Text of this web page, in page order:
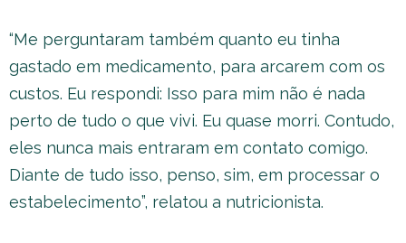
“Me perguntaram também quanto eu tinha
gastado em medicamento, para arcarem com os
custos. Eu respondi: Isso para mim não é nada
perto de tudo o que vivi. Eu quase morri. Contudo,
eles nunca mais entraram em contato comigo.
Diante de tudo isso, penso, sim, em processar o
estabelecimento”, relatou a nutricionista.